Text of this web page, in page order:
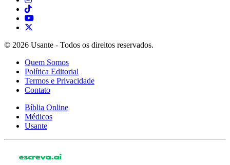
© 2026 Usante - Todos os direitos reservados.
Quem Somos
Política Editorial
Termos e Privacidade
Contato
Bíblia Online
Médicos
Usante